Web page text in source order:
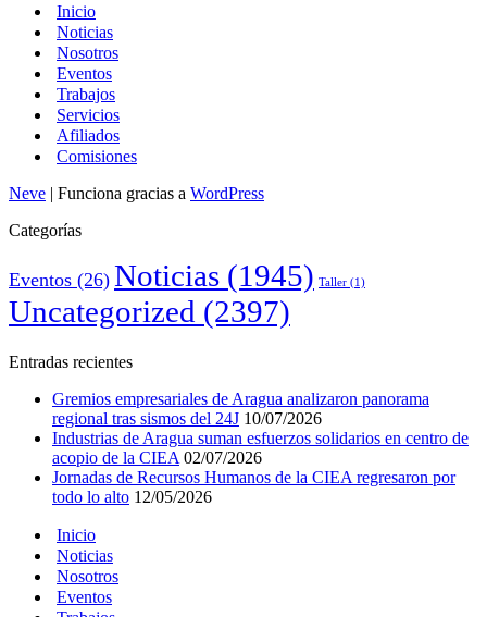
Inicio
Noticias
Nosotros
Eventos
Trabajos
Servicios
Afiliados
Comisiones
Neve | Funciona gracias a WordPress
Categorías
Eventos (26) Noticias (1945) Taller (1)
Uncategorized (2397)
Entradas recientes
Gremios empresariales de Aragua analizaron panorama
regional tras sismos del 24J 10/07/2026
Industrias de Aragua suman esfuerzos solidarios en centro de
acopio de la CIEA 02/07/2026
Jornadas de Recursos Humanos de la CIEA regresaron por
todo lo alto 12/05/2026
Inicio
Noticias
Nosotros
Eventos